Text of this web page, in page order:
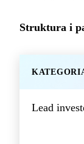
Struktura i
Lead